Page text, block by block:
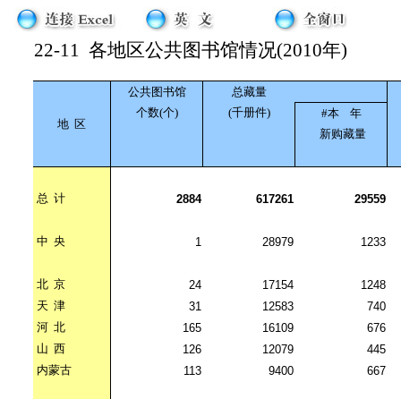
22-11 各地区公共图书馆情况(2010年)
地 区
公共图书馆
总藏量
个数(个)
(千册件) #本
年
新购藏量
总 计 2884 617261 29559
中 央 1 28979 1233
北 京 24 17154
1248
天 津 31 12583
740
河 北 165 16109
676
山 西 126 12079
445
内蒙古
113 9400 667